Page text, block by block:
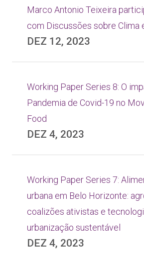
Marco Antonio Teixeira
com Discussões sobre Clima
DEZ 12, 2023
Working Paper Series 8: O
Pandemia de Covid-19 no
Food
DEZ 4, 2023
Working Paper Series 7:
urbana em Belo Horizonte:
coalizões ativistas e
urbanização sustentável
DEZ 4, 2023